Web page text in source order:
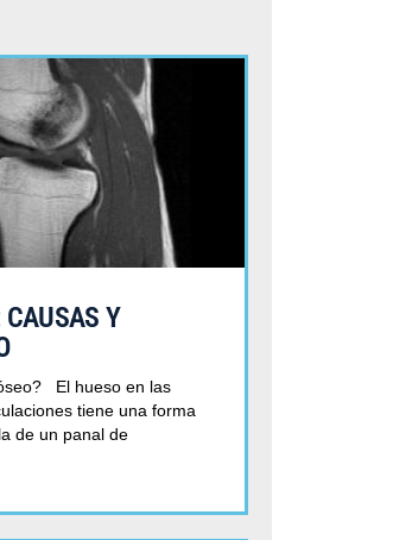
CAUSAS Y
El hueso en las
tiene una forma
de un panal de